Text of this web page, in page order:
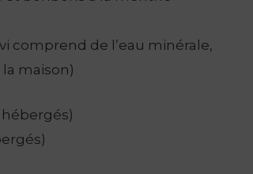
comprend de l’eau minérale,
la maison)